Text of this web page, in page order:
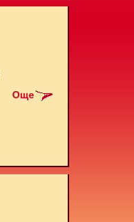
Още